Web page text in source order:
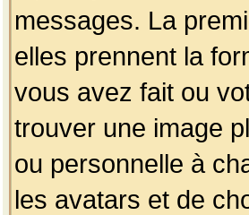
messages. La
elles prennent la
vous avez fait ou
trouver une image
ou personnelle à
les avatars et de